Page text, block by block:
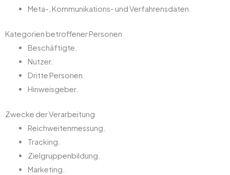
Meta-, Kommunikations- und Verfahrensdaten.
Kategorien betroffener Personen
Beschäftigte.
Nutzer.
Dritte Personen.
Hinweisgeber.
Zwecke der Verarbeitung
Reichweitenmessung.
Tracking.
Zielgruppenbildung.
Marketing.